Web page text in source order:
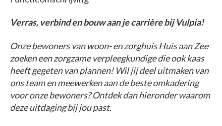
Verras, verbind en bouw aan je carrière bij Vulpia!
Onze bewoners van woon- en zorghuis Huis aan Zee
zoeken een zorgzame verpleegkundige die ook kaas
heeft gegeten van plannen! Wil jij deel uitmaken van
ons team en meewerken aan de beste omkadering
voor onze bewoners? Ontdek dan hieronder waarom
deze uitdaging bij jou past.